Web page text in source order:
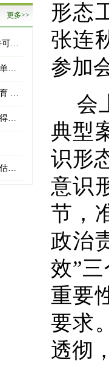
更多>>
济宁市农科院小麦新品种生产经营 许可权转让公告
济宁市农业科学研究院2025年度事业单位登记管理信息公开情况
《关于做好2026年度会计人员继续教育 有关工作的通知》的通知
关于办理2025年度个人所得税综合所得汇算清缴的通知
济宁市农业科学研究院土地及房产评估选聘项目项目成交结果公告
形态
张连
参加
会
典型
识形
意识
节，
政治
效”
重要
要求
透彻